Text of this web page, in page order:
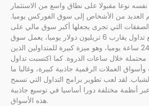
نوعا مقبولا على نطاق واسع من الاستثمار
العديد من الأشخاص إلى سوق الفوركس يوميا.
الصفقات التي تجرى يجعلها أكبر سوق مالي على
مستوى العالم. مع تداول يقارب 6 تريليون دولار يوميا، يعمل سوق
الفوركس على مدار 24 ساعة يوميا، وهو ميزة كبيرة للمتداولين الذين
محتملة خلال ساعات الذروة. كما اكتسبت تداول
العملات الرقمية جاذبية كبيرة، وغالبا ما
لقد لعب تطوير برامج التداول التي تسمح
أنظمة مختلفة دورا أساسيا في توسيع جاذبية
هذه الأسواق.